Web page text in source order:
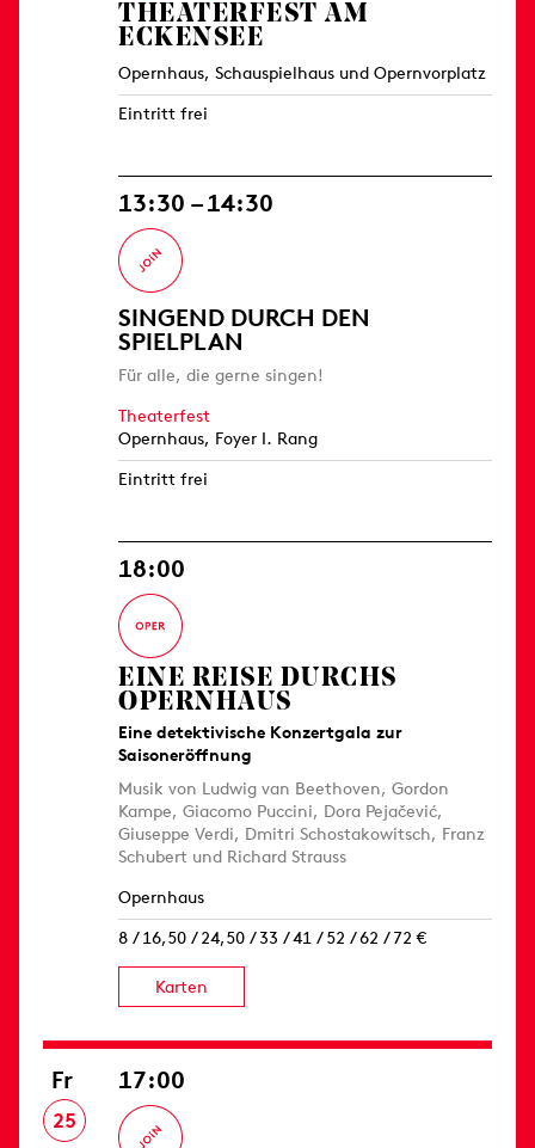
THEATERFEST AM
ECKENSEE
Opernhaus, Schauspielhaus und Opernvorplatz
Eintritt frei
13:30 – 14:30
SINGEND DURCH DEN
SPIELPLAN
Für alle, die gerne singen!
Theaterfest
Opernhaus, Foyer I. Rang
Eintritt frei
18:00
EINE REISE DURCHS
OPERNHAUS
Eine detektivische Konzertgala zur
Saisoneröffnung
Musik von Ludwig van Beethoven, Gordon
Kampe, Giacomo Puccini, Dora Pejačević,
Giuseppe Verdi, Dmitri Schostakowitsch, Franz
Schubert und Richard Strauss
Opernhaus
8 / 16,50 / 24,50 / 33 / 41 / 52 / 62 / 72 €
Karten
Fr
25
17:00